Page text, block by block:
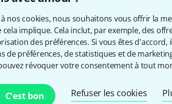
à nos cookies, nous souhaitons vous offrir la
cela implique. Cela inclut, par exemple, des
des préférences. Si vous êtes
de préférences, de statistiques et de
révoquer votre consentement à tout
C'est bon Refuser les cookies
DJ Prime
Magma CTRL CASE PRIME 4
95 €
Comparer